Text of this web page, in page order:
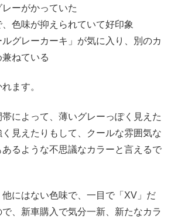
レーがかっていた
、色味が抑えられていて好印象
ルグレーカーキ」が気に入り、別のカ
ねている
ます。
によって、薄いグレーっぽく見えた
見えたりもして、クールな雰囲気な
るような不思議なカラーと言えるで
にはない色味で、一目で「XV」だ
、新車購入で気分一新、新たなカラ